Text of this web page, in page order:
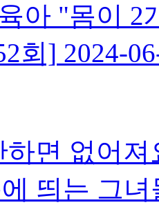
아 "몸이 2
회] 2024-
하면 없어
띄는 그